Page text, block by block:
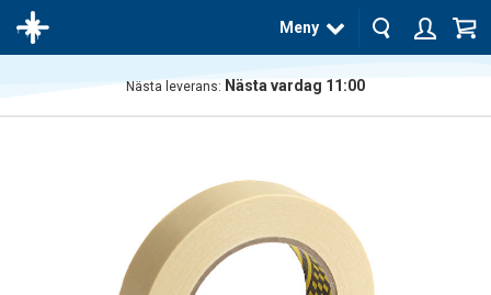
Meny
Nästa leverans: Nästa vardag 11:00